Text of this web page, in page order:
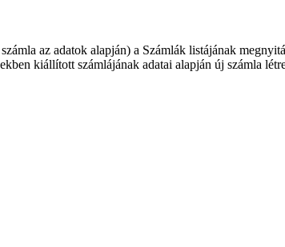
az adatok alapján) a Számlák listájának
kiállított számlájának adatai alapján új számla